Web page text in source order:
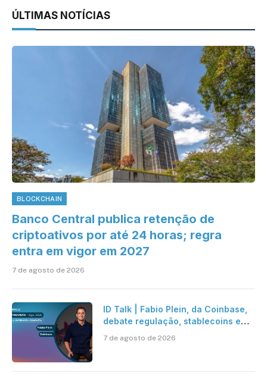
ÚLTIMAS NOTÍCIAS
BLOCKCHAIN
Banco Central publica retenção de
criptoativos por até 24 horas; regra
entra em vigor em 2027
7 de agosto de 2026
ID Talk | Fabio Plein, da Coinbase,
debate regulação, stablecoins e
7 de agosto de 2026